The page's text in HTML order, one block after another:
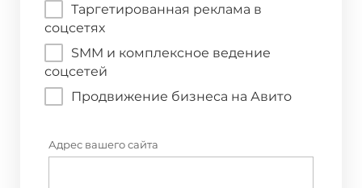
Таргетированная реклама в
соцсетях
SMM и комплексное ведение
соцсетей
Продвижение бизнеса на Авито
Адрес вашего сайта